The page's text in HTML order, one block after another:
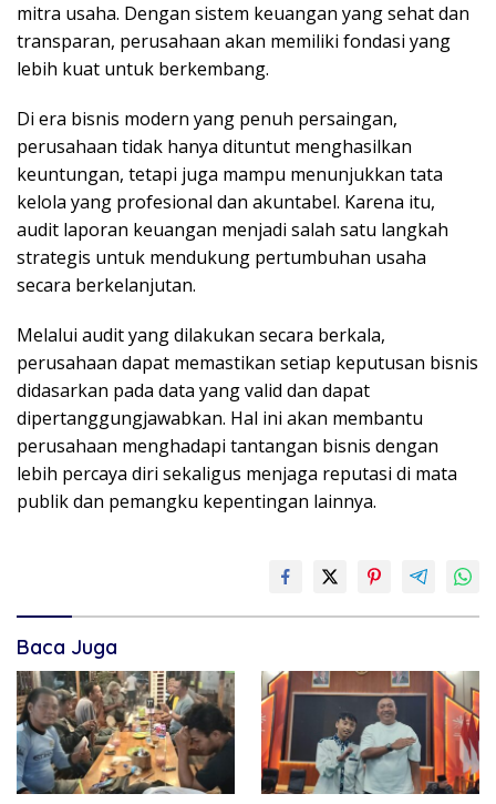
mitra usaha. Dengan sistem keuangan yang sehat dan
transparan, perusahaan akan memiliki fondasi yang
lebih kuat untuk berkembang.
Di era bisnis modern yang penuh persaingan,
perusahaan tidak hanya dituntut menghasilkan
keuntungan, tetapi juga mampu menunjukkan tata
kelola yang profesional dan akuntabel. Karena itu,
audit laporan keuangan menjadi salah satu langkah
strategis untuk mendukung pertumbuhan usaha
secara berkelanjutan.
Melalui audit yang dilakukan secara berkala,
perusahaan dapat memastikan setiap keputusan bisnis
didasarkan pada data yang valid dan dapat
dipertanggungjawabkan. Hal ini akan membantu
perusahaan menghadapi tantangan bisnis dengan
lebih percaya diri sekaligus menjaga reputasi di mata
publik dan pemangku kepentingan lainnya.
Baca Juga